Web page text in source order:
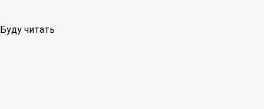
Буду читать